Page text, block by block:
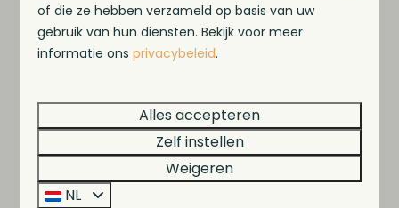
kampeerplaats. Wij doen er alles aan om jouw
meivakantie in Friesland zorgeloos te laten
verlopen. Je kunt in de accommodatie verblijven
loopafstand van hetIJsselmeer. Perfect als je
een water- en natuurliefhebber bent. De
accommodaties zijn voorzien van comfortabele
bedden, een badkamer, een keuken met
eethoek en een terras/balkon. Ook kun je bij
of die ze hebben verzameld op basis van uw
gebruik van hun diensten. Bekijk voor meer
informatie onsprivacybeleid.
Alles accepteren
Zelf instellen
Weigeren
NL